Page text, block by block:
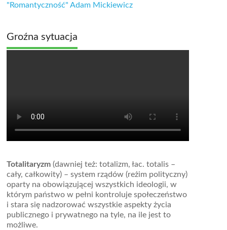
"Romantyczność" Adam Mickiewicz
Groźna sytuacja
Totalitaryzm (dawniej też: totalizm, łac. totalis –
cały, całkowity) – system rządów (reżim polityczny)
oparty na obowiązującej wszystkich ideologii, w
którym państwo w pełni kontroluje społeczeństwo
i stara się nadzorować wszystkie aspekty życia
publicznego i prywatnego na tyle, na ile jest to
możliwe.